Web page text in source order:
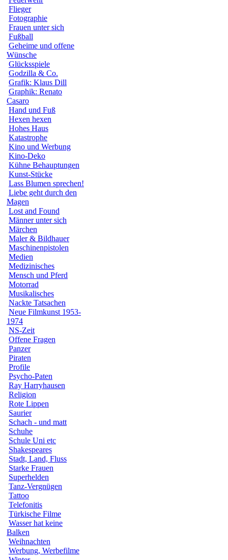
Flieger
Fotographie
Frauen unter sich
Fußball
Geheime und offene
Wünsche
Glücksspiele
Godzilla & Co.
Grafik: Klaus Dill
Graphik: Renato
Casaro
Hand und Fuß
Hexen hexen
Hohes Haus
Katastrophe
Kino und Werbung
Kino-Deko
Kühne Behauptungen
Kunst-Stücke
Lass Blumen sprechen!
Liebe geht durch den
Magen
Lost and Found
Männer unter sich
Märchen
Maler & Bildhauer
Maschinenpistolen
Medien
Medizinisches
Mensch und Pferd
Motorrad
Musikalisches
Nackte Tatsachen
Neue Filmkunst 1953-
1974
NS-Zeit
Offene Fragen
Panzer
Piraten
Profile
Psycho-Paten
Ray Harryhausen
Religion
Rote Lippen
Saurier
Schach - und matt
Schuhe
Schule Uni etc
Shakespeares
Stadt, Land, Fluss
Starke Frauen
Superhelden
Tanz-Vergnügen
Tattoo
Telefonitis
Türkische Filme
Wasser hat keine
Balken
Weihnachten
Werbung, Werbefilme